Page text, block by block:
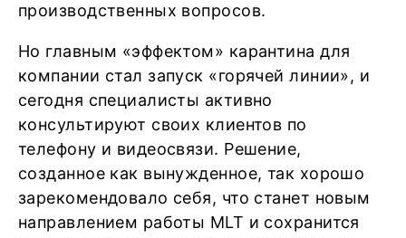
производственных вопросов.
Но главным «эффектом» карантина для
компании стал запуск «горячей линии», и
сегодня специалисты активно
консультируют своих клиентов по
телефону и видеосвязи. Решение,
созданное как вынужденное, так хорошо
зарекомендовало себя, что станет новым
направлением работы MLT и сохранится